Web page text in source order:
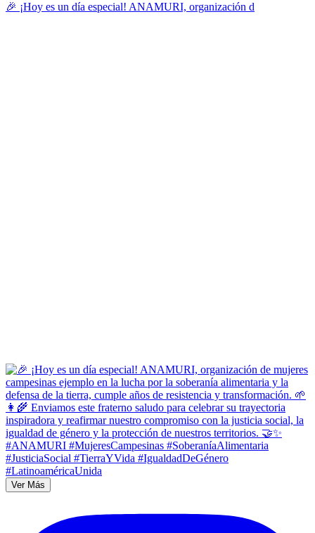
🎉 ¡Hoy es un día especial! ANAMURI, organización d
Ver Más